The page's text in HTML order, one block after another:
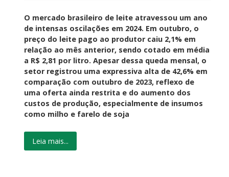
O mercado brasileiro de leite atravessou um ano
de intensas oscilações em 2024. Em outubro, o
preço do leite pago ao produtor caiu 2,1% em
relação ao mês anterior, sendo cotado em média
a R$ 2,81 por litro. Apesar dessa queda mensal, o
setor registrou uma expressiva alta de 42,6% em
comparação com outubro de 2023, reflexo de
uma oferta ainda restrita e do aumento dos
custos de produção, especialmente de insumos
como milho e farelo de soja
Leia mais...